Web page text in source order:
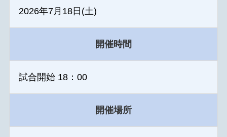
2026年7月18日(土)
開催時間
試合開始 18：00
開催場所